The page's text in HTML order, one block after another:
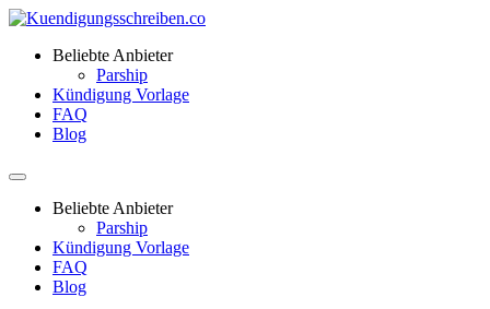
Beliebte Anbieter
Parship
Kündigung Vorlage
FAQ
Blog
Beliebte Anbieter
Parship
Kündigung Vorlage
FAQ
Blog